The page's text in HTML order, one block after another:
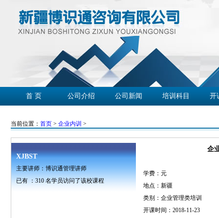
首 页 公司介绍 公司新闻 培训科目 开
当前位置： 首页 > 企业内训 >
XJBST
主要讲师：博识通管理讲师
已有 ： 310 名学员访问了该校课程
企
学费： 元
地点：新疆
类别：企业管理类培训
开课时间：2018-11-23